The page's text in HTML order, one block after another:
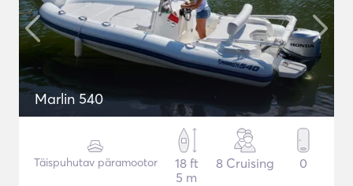
Marlin 540
Täispuhutav päramootor
18 ft
5 m
8 Cruising 0